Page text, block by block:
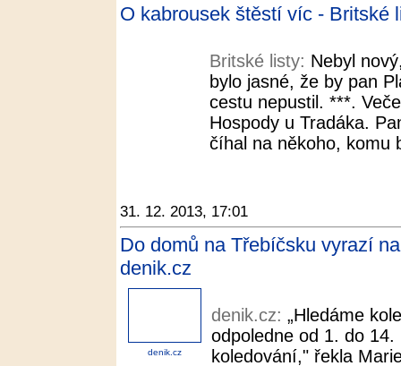
O kabrousek štěstí víc - Britské
Britské listy: Nebyl
bylo jasné, že by pan
cestu nepustil. ***.
Hospody u Tradáka.
číhal na někoho, komu
31. 12. 2013, 17:01
Do domů na Třebíčsku vyrazí
denik.cz
denik.cz
denik.cz: „Hledáme
odpoledne od 1. do
koledování," řekla